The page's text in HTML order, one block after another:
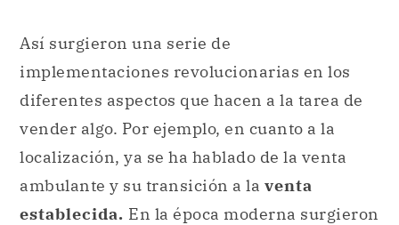
Así surgieron una serie de
implementaciones revolucionarias en los
diferentes aspectos que hacen a la tarea de
vender algo. Por ejemplo, en cuanto a la
localización, ya se ha hablado de la venta
ambulante y su transición a la venta
establecida. En la época moderna surgieron